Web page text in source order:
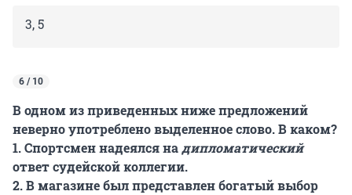
3, 5
6 / 10
В одном из приведенных ниже предложений
неверно употреблено выделенное слово. В каком?
1. Спортсмен надеялся надипломатический
ответ судейской коллегии.
2. В магазине был представлен богатый выбор